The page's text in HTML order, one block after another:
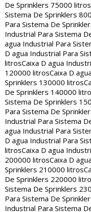
De Sprinklers 75000 litros
Sistema De Sprinklers
Para Sistema De
Industrial Para Sistema
agua Industrial Para
D agua Industrial Para
litrosCaixa D agua
120000 litrosCaixa D
Sprinklers 130000 litros
De Sprinklers 140000
Sistema De Sprinklers
Para Sistema De
Industrial Para Sistema
agua Industrial Para
D agua Industrial Para
litrosCaixa D agua
200000 litrosCaixa D
Sprinklers 210000 litros
De Sprinklers 220000
Sistema De Sprinklers
Para Sistema De
Industrial Para Sistema